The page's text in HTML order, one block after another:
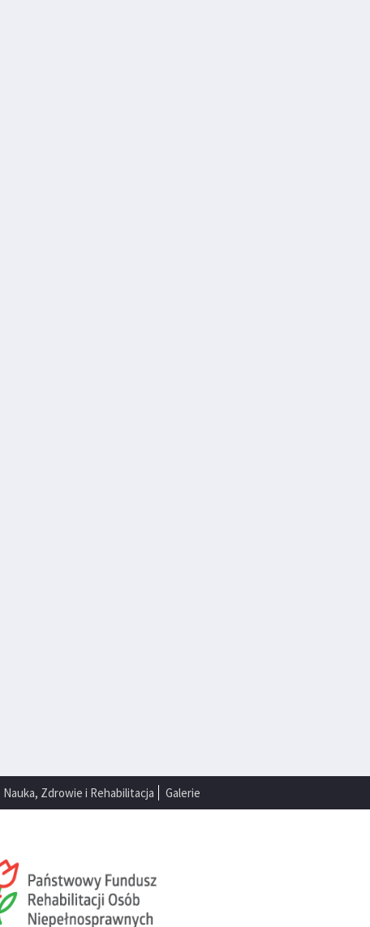
Nauka, Zdrowie i Rehabilitacja Galerie